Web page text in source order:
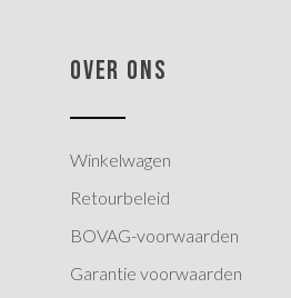
OVER ONS
Winkelwagen
Retourbeleid
BOVAG-voorwaarden
Garantie voorwaarden